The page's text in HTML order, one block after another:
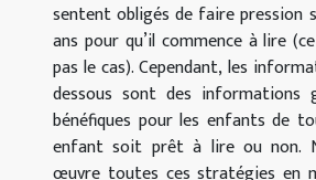
sentent obligés de faire pression
ans pour qu’il commence à lire
pas le cas). Cependant, les
dessous sont des informations
bénéfiques pour les enfants de
enfant soit prêt à lire ou non.